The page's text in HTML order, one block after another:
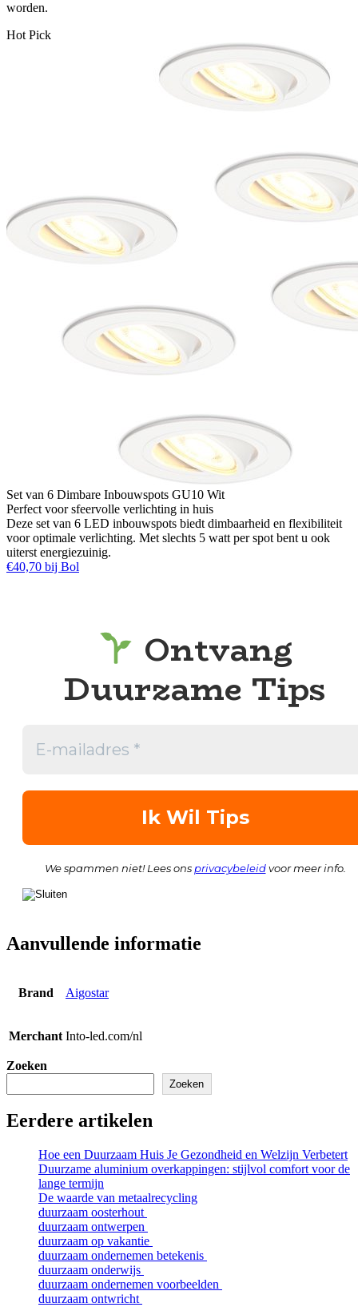
worden.
Hot Pick
Set van 6 Dimbare Inbouwspots GU10 Wit
Perfect voor sfeervolle verlichting in huis
Deze set van 6 LED inbouwspots biedt dimbaarheid en flexibiliteit
voor optimale verlichting. Met slechts 5 watt per spot bent u ook
uiterst energiezuinig.
€40,70 bij Bol
Ontvang
Duurzame Tips
We spammen niet! Lees ons privacybeleidvoor meer info.
Aanvullende informatie
Brand Aigostar
Merchant Into-led.com/nl
Zoeken
Zoeken
Eerdere artikelen
Hoe een Duurzaam Huis Je Gezondheid en Welzijn Verbetert
Duurzame aluminium overkappingen: stijlvol comfort voor de
lange termijn
De waarde van metaalrecycling
duurzaam oosterhout
duurzaam ontwerpen
duurzaam op vakantie
duurzaam ondernemen betekenis
duurzaam onderwijs
duurzaam ondernemen voorbeelden
duurzaam ontwricht